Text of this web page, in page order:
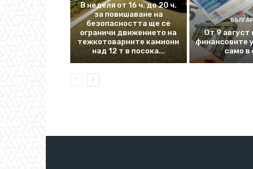
В неделя от 16 ч. до 20 ч.
за повишаване на
безопасността ще се
ограничи движението на
тежкотоварните камиони
над 12 т в посока...
От 9 август
финансовите
само в